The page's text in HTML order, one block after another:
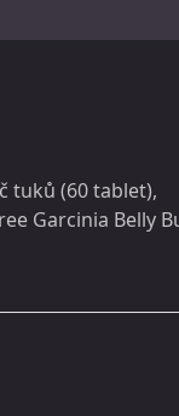
tuků (60 tablet),
Garcinia Belly